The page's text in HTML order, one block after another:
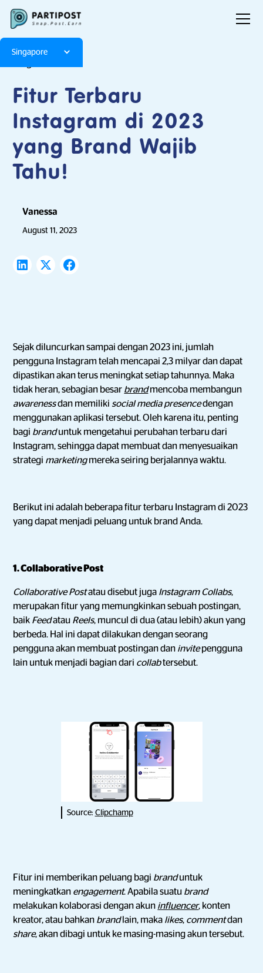
Singapore
Fitur Terbaru
Instagram di 2023
yang Brand Wajib
Tahu!
Vanessa
August 11, 2023
Sejak diluncurkan sampai dengan 2023 ini, jumlah
pengguna Instagram telah mencapai 2,3 milyar dan dapat
dipastikan akan terus meningkat setiap tahunnya. Maka
tidak heran, sebagian besar brand mencoba membangun
awarenessdan memiliki social media presencedengan
menggunakan aplikasi tersebut. Oleh karena itu, penting
bagi branduntuk mengetahui perubahan terbaru dari
Instagram, sehingga dapat membuat dan menyesuaikan
strategi marketingmereka seiring berjalannya waktu.
Berikut ini adalah beberapa fitur terbaru Instagram di 2023
yang dapat menjadi peluang untuk brand Anda.
1. Collaborative Post
Collaborative Postatau disebut juga Instagram Collabs,
merupakan fitur yang memungkinkan sebuah postingan,
baik Feedatau Reels, muncul di dua (atau lebih) akun yang
berbeda. Hal ini dapat dilakukan dengan seorang
pengguna akan membuat postingan dan invitepengguna
lain untuk menjadi bagian dari collabtersebut.
Source: Clipchamp
Fitur ini memberikan peluang bagi branduntuk
meningkatkan engagement. Apabila suatu brand
melakukan kolaborasi dengan akun influencer, konten
kreator, atau bahkan brand lain, maka likes, commentdan
share, akan dibagi untuk ke masing-masing akun tersebut.